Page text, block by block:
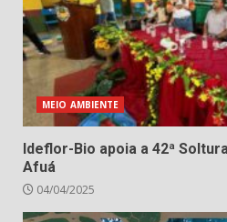
MEIO AMBIENTE
Ideflor-Bio apoia a 42ª
Afuá
04/04/2025